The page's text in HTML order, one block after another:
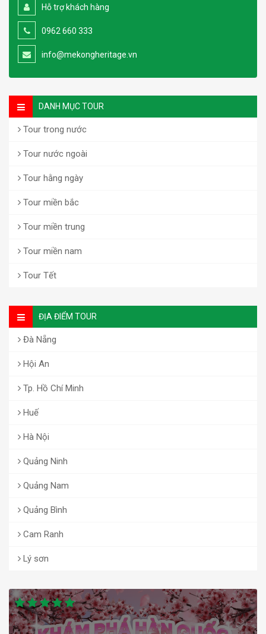
Hỗ trợ khách hàng
0962 660 333
info@mekongheritage.vn
DANH MỤC TOUR
Tour trong nước
Tour nước ngoài
Tour hằng ngày
Tour miền bắc
Tour miền trung
Tour miền nam
Tour Tết
ĐỊA ĐIỂM TOUR
Đà Nẵng
Hội An
Tp. Hồ Chí Minh
Huế
Hà Nội
Quảng Ninh
Quảng Nam
Quảng Bình
Cam Ranh
Lý sơn